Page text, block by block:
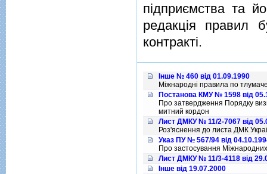
пiдприємства та
редакцiя правил
контрактi.
Інше № 460 від 01.09.1990
Міжнародні правила по
Постанова КМУ № 1598 від
Про затвердження Порядку
митний кордон
Лист ДМКУ № 11/2-7067 від
Роз'яснення до листа ДМК
Указ ПУ № 567/94 від
Про застосування Міжнародних
Лист ДМКУ № 11/3-4118 від
Інше від 19.07.2000